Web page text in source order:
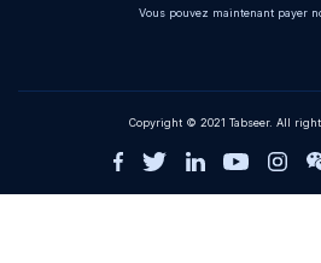
Vous pouvez maintenant payer
Copyright © 2021 Tabseer. All